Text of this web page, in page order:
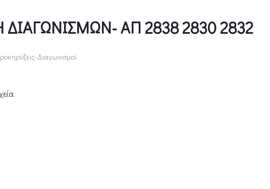
ΑΠ 2838 2830 2832
Διαγωνισμοί